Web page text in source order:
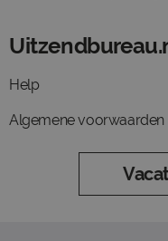
Help
Algemene voorwaarden